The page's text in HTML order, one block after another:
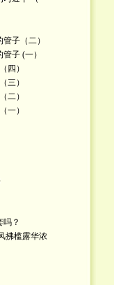
子（二）
子 (一）
四）
三）
二）
一）
吗？
拂槛露华浓